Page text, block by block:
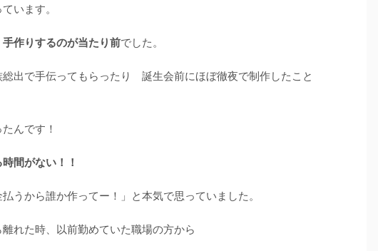
います。
手作りするのが当たり前でした。
出で手伝ってもらったり 誕生会前にほぼ徹夜で制作したこと
んです！
間がない！！
うから誰か作ってー！」と本気で思っていました。
れた時、以前勤めていた職場の方から